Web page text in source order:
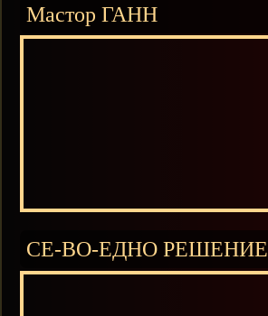
Мастор ГАНН
СЕ-ВО-ЕДНО РЕШЕНИЕ